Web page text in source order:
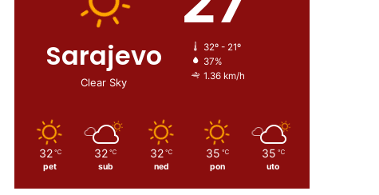
Sarajevo
Clear Sky
32º - 21º
37%
1.36 km/h
32 ℃
pet
32 ℃
sub
32 ℃
ned
35 ℃
pon
35 ℃
uto